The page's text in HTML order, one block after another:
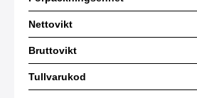
Nettovikt
Bruttovikt
Tullvarukod